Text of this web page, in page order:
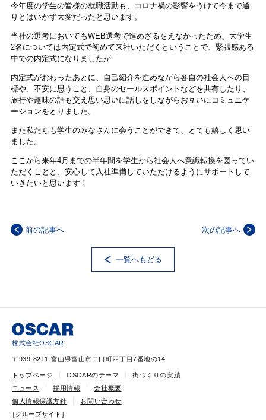
今年度の学生の皆様の就職活動も、コロナ禍の影響をうけて今まで通
りとはいかず大変だったと思います。
当社の選考においてもWEB選考で進めざるをえなかったため、大学生
2名については内定式で初めて来社いただくということで、緊張感ある
中での内定式になりましたが
内定式がおわったあとに、自己紹介を進めながら各自の社会人への目
標や、不安に思うこと、自身のセールスポイントなどを共有したり、
旅行や趣味の話も交え思い思いに話しをしながらお互いにコミュニケ
ーションをとりました。
また私たちも学生のみなさんに会うことができて、とても嬉しく思い
ました。
ここから来年4月までの半年間を学生から社会人へ意識転換を図ってい
ただくことと、安心して入社準備していただけるようにサポートして
いきたいと思います！
前の記事へ 次の記事へ
一覧へもどる
株式会社OSCAR
〒939-8211 富山県富山市二口町四丁目7番地の14
トップページ OSCARのテーマ
街づくりの実績
ニュース
採用情報
会社概要
個人情報保護方針
お問い合わせ
［グループサイト］